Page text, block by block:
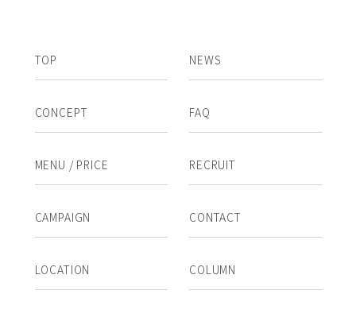
TOP
CONCEPT
MENU / PRICE
CAMPAIGN
LOCATION
NEWS
FAQ
RECRUIT
CONTACT
COLUMN